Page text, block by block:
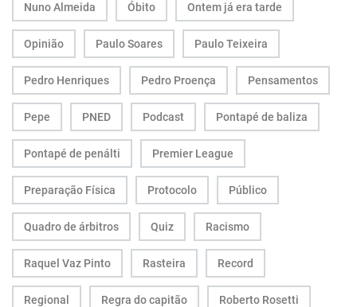
Nuno Almeida Óbito Ontem já era tarde
Opinião Paulo Soares Paulo Teixeira
Pedro Henriques Pedro Proença Pensamentos
Pepe PNED Podcast Pontapé de baliza
Pontapé de penálti Premier League
Preparação Física Protocolo Público
Quadro de árbitros Quiz Racismo
Raquel Vaz Pinto Rasteira Record
Regional Regra do capitão Roberto Rosetti